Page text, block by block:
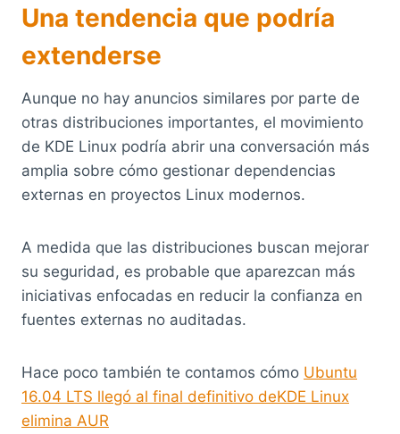
Una tendencia que podría
extenderse
Aunque no hay anuncios similares por parte de
otras distribuciones importantes, el movimiento
de KDE Linux podría abrir una conversación más
amplia sobre cómo gestionar dependencias
externas en proyectos Linux modernos.
A medida que las distribuciones buscan mejorar
su seguridad, es probable que aparezcan más
iniciativas enfocadas en reducir la confianza en
fuentes externas no auditadas.
Hace poco también te contamos cómo Ubuntu
16.04 LTS llegó al final definitivo deKDE Linux
elimina AUR